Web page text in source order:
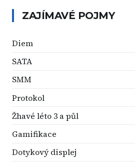
ZAJÍMAVÉ POJMY
Diem
SATA
SMM
Protokol
Žhavé léto 3 a půl
Gamifikace
Dotykový displej